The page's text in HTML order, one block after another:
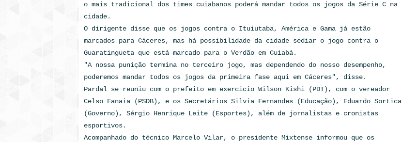
o mais tradicional dos times cuiabanos poderá mandar todos os jogos da Série C na
cidade.
O dirigente disse que os jogos contra o Ituiutaba, América e Gama já estão
marcados para Cáceres, mas há possibilidade da cidade sediar o jogo contra o
Guaratingueta que está marcado para o Verdão em Cuiabá.
"A nossa punição termina no terceiro jogo, mas dependendo do nosso desempenho,
poderemos mandar todos os jogos da primeira fase aqui em Cáceres", disse.
Pardal se reuniu com o prefeito em exercicio Wilson Kishi (PDT), com o vereador
Celso Fanaia (PSDB), e os Secretários Silvia Fernandes (Educação), Eduardo Sortica
(Governo), Sérgio Henrique Leite (Esportes), além de jornalistas e cronistas
esportivos.
Acompanhado do técnico Marcelo Vilar, o presidente Mixtense informou que os